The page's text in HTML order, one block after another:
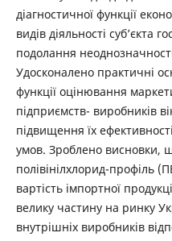
діагностичної функції
видів діяльності суб’єкта
подолання
Удосконалено практичні
функції оцінювання
підприємств- виробників
підвищення їх
умов. Зроблено висновки,
полівінілхлорид-профіль
вартість імпортної
велику частину на ринку
внутрішніх виробників